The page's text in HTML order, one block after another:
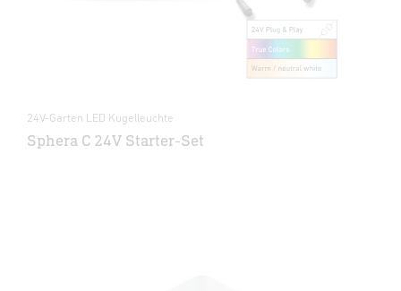
24V-Garten LED Kugelleuchte
Sphera C 24V Starter-Set